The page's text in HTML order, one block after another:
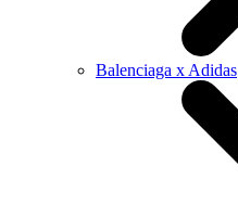
Balenciaga x Adidas